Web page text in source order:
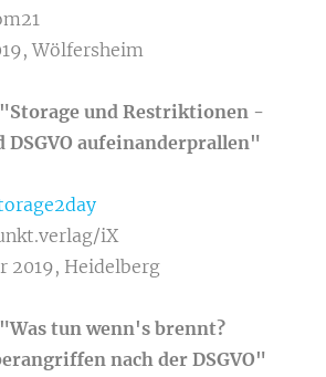
Wölfersheim
Storage und Restriktionen -
DSGVO aufeinanderprallen"
iX
2019, Heidelberg
tun wenn's brennt?
nach der DSGVO"